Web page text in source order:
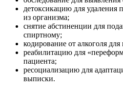
детоксикацию для удаления
из организма;
снятие абстиненции для
спиртному;
кодирование от алкоголя
реабилитацию для
пациента;
ресоциализацию для
выписки.